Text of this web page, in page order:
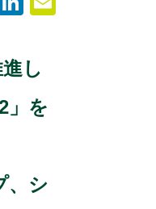
n
k
e
ai
し
」を
、シ